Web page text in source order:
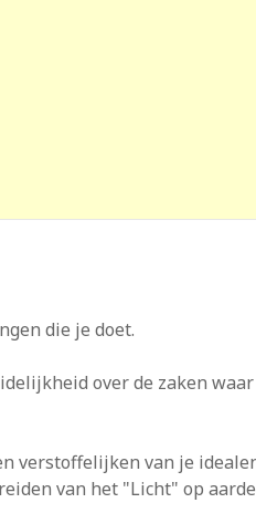
die je doet.
over de zaken
verstoffelijken van je
van het "Licht" op